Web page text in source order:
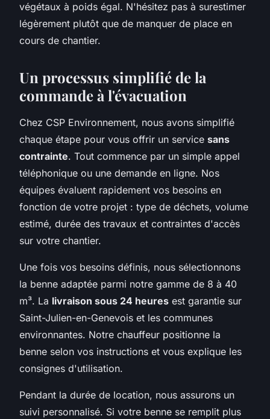
végétaux à poids égal. N'hésitez pas à surestimer
légèrement plutôt que de manquer de place en
cours de chantier.
Un processus simplifié de la
commande à l'évacuation
Chez CSP Environnement, nous avons simplifié
chaque étape pour vous offrir un service sans
contrainte. Tout commence par un simple appel
téléphonique ou une demande en ligne. Nos
équipes évaluent rapidement vos besoins en
fonction de votre projet : type de déchets, volume
estimé, durée des travaux et contraintes d'accès
sur votre chantier.
Une fois vos besoins définis, nous sélectionnons
la benne adaptée parmi notre gamme de 8 à 40
m³. La livraison sous 24 heures est garantie sur
Saint-Julien-en-Genevois et les communes
environnantes. Notre chauffeur positionne la
benne selon vos instructions et vous explique les
consignes d'utilisation.
Pendant la durée de location, nous assurons un
suivi personnalisé. Si votre benne se remplit plus